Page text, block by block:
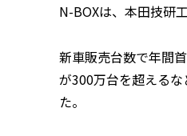
N-BOXは、本田技研
新車販売台数で年間
が300万台を超える
た。